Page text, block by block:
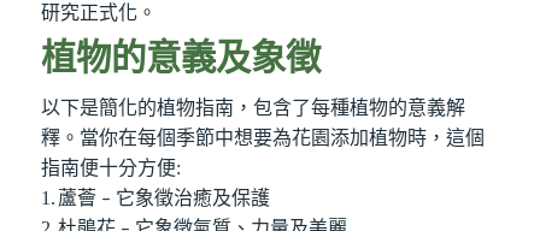
研究正式化。
植物的意義及象徵
以下是簡化的植物指南，包含了每種植物的意義解
釋。當你在每個季節中想要為花園添加植物時，這個
指南便十分方便:
1. 蘆薈 – 它象徵治癒及保護